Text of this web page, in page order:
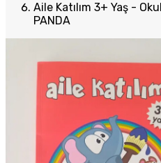
Aile Katılım 3+ Yaş -
PANDA